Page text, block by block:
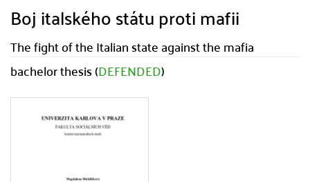
Boj italského státu proti mafii
The fight of the Italian state against the mafia
bachelor thesis (DEFENDED)